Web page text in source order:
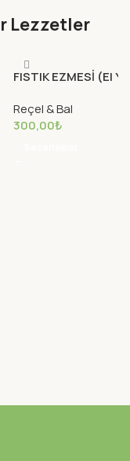
Lezzetler
FISTIK EZMESİ (El
Reçel & Bal
300,00₺